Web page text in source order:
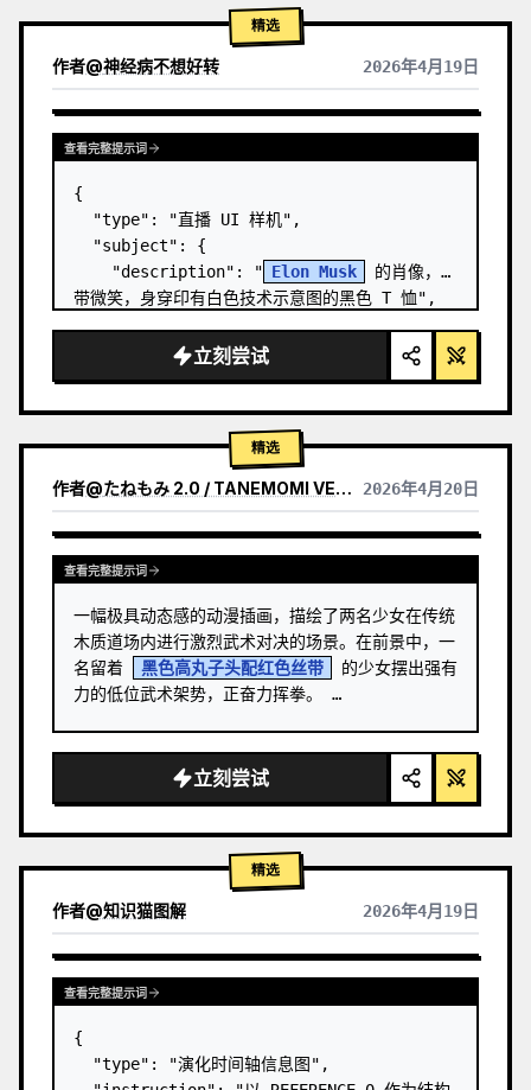
精选
作者@神经病不想好转 2026年4月19日
查看完整提示词
{
  "type": "直播 UI 样机",
  "subject": {
    "description": "
Elon Musk
的肖像，面
带微笑，身穿印有白色技术示意图的黑色 T 恤",
文字的屏幕，右侧显示红色的 '{argument
name=\…
立刻尝试
精选
作者@たねもみ 2.0 / TANEMOMI VER2.0 2026年4月20日
查看完整提示词
一幅极具动态感的动漫插画，描绘了两名少女在传统
木质道场内进行激烈武术对决的场景。在前景中，一
名留着
黑色高丸子头配红色丝带
的少女摆出强有
力的低位武术架势，正奋力挥拳。 …
立刻尝试
精选
作者@知识猫图解 2026年4月19日
查看完整提示词
{
  "type": "演化时间轴信息图",